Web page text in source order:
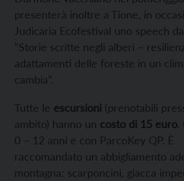
presenterà inoltre a Tione, in
Judicaria Ecofestival uno speech
“Storie scritte negli alberi –
adattamenti delle foreste in un
cambia”.
Tutte le escursioni (prenotabili
ambito) hanno un costo di 15 euro.
0 – 12 anni e con ParcoKey QP. È
raccomandato un abbigliamento
montagna: scarponcini, giacca